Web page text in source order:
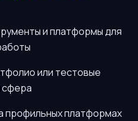
и платформы для
или тестовые
сфера
профильных платформах